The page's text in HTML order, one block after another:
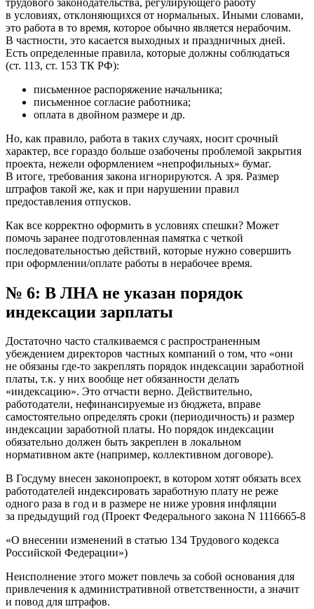
в условиях, отклоняющихся от нормальных. Иными словами,
это работа в то время, которое обычно является нерабочим.
В частности, это касается выходных и праздничных дней.
Есть определенные правила, которые должны соблюдаться
(ст. 113, ст. 153 ТК РФ):
письменное распоряжение начальника;
письменное согласие работника;
оплата в двойном размере и др.
Но, как правило, работа в таких случаях, носит срочный
характер, все гораздо больше озабочены проблемой закрытия
проекта, нежели оформлением «непрофильных» бумаг.
В итоге, требования закона игнорируются. А зря. Размер
штрафов такой же, как и при нарушении правил
предоставления отпусков.
Как все корректно оформить в условиях спешки? Может
помочь заранее подготовленная памятка с четкой
последовательностью действий, которые нужно совершить
при оформлении/оплате работы в нерабочее время.
№ 6: В ЛНА не указан порядок
индексации зарплаты
Достаточно часто сталкиваемся с распространенным
убеждением директоров частных компаний о том, что «они
не обязаны где-то закреплять порядок индексации заработной
платы, т.к. у них вообще нет обязанности делать
«индексацию». Это отчасти верно. Действительно,
работодатели, нефинансируемые из бюджета, вправе
самостоятельно определять сроки (периодичность) и размер
индексации заработной платы. Но порядок индексации
обязательно должен быть закреплен в локальном
нормативном акте (например, коллективном договоре).
В Госдуму внесен законопроект, в котором хотят обязать всех
работодателей индексировать заработную плату не реже
одного раза в год и в размере не ниже уровня инфляции
за предыдущий год (Проект Федерального закона N 1116665-8
«О внесении изменений в статью 134 Трудового кодекса
Российской Федерации»)
Неисполнение этого может повлечь за собой основания для
привлечения к административной ответственности, а значит
и повод для штрафов.